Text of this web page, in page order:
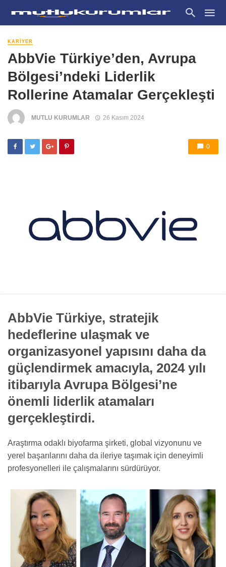
KARIYER
AbbVie Türkiye’den, Avrupa
Bölgesi’ndeki Liderlik
Rollerine Atamalar Gerçekleşti
MUTLU KURUMLAR 26 Kasım 2024
0
AbbVie Türkiye, stratejik
hedeflerine ulaşmak ve
organizasyonel yapısını daha da
güçlendirmek amacıyla, 2024 yılı
itibarıyla Avrupa Bölgesi’ne
önemli liderlik atamaları
gerçekleştirdi.
Araştırma odaklı biyofarma şirketi, global vizyonunu ve
yerel başarılarını daha da ileriye taşımak için deneyimli
profesyonelleri ile çalışmalarını sürdürüyor.